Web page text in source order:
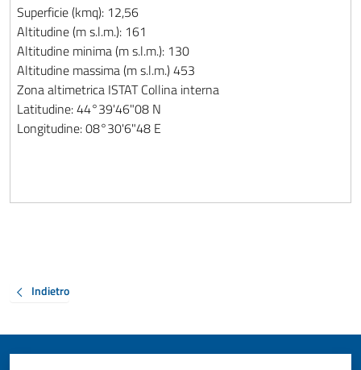
Superficie (kmq): 12,56
Altitudine (m s.l.m.): 161
Altitudine minima (m s.l.m.): 130
Altitudine massima (m s.l.m.) 453
Zona altimetrica ISTAT Collina interna
Latitudine: 44°39'46"08 N
Longitudine: 08°30'6"48 E
Indietro